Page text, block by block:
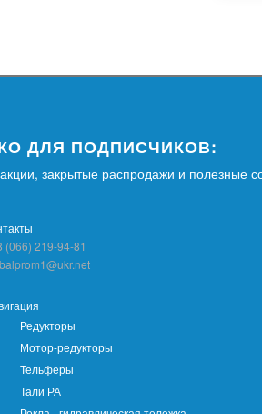
ДЛЯ ПОДПИСЧИКОВ:
закрытые распродажи и полезные
(066) 219-94-81
Редукторы
Мотор-редукторы
Тельферы
Тали РА